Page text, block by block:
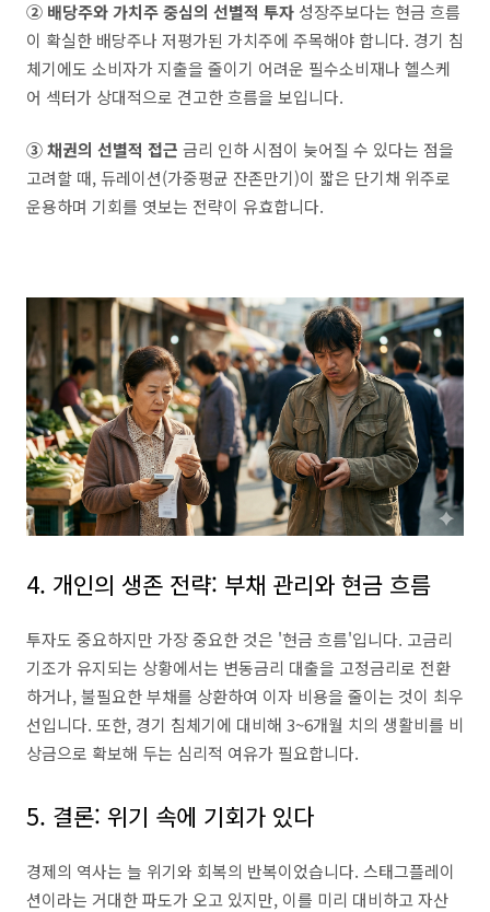
② 배당주와 가치주 중심의 선별적 투자 성장주보다는 현금 흐름
이 확실한 배당주나 저평가된 가치주에 주목해야 합니다. 경기 침
체기에도 소비자가 지출을 줄이기 어려운 필수소비재나 헬스케
어 섹터가 상대적으로 견고한 흐름을 보입니다.
③ 채권의 선별적 접근 금리 인하 시점이 늦어질 수 있다는 점을
고려할 때, 듀레이션(가중평균 잔존만기)이 짧은 단기채 위주로
운용하며 기회를 엿보는 전략이 유효합니다.
4. 개인의 생존 전략: 부채 관리와 현금 흐름
투자도 중요하지만 가장 중요한 것은 '현금 흐름'입니다. 고금리
기조가 유지되는 상황에서는 변동금리 대출을 고정금리로 전환
하거나, 불필요한 부채를 상환하여 이자 비용을 줄이는 것이 최우
선입니다. 또한, 경기 침체기에 대비해 3~6개월 치의 생활비를 비
상금으로 확보해 두는 심리적 여유가 필요합니다.
5. 결론: 위기 속에 기회가 있다
경제의 역사는 늘 위기와 회복의 반복이었습니다. 스태그플레이
션이라는 거대한 파도가 오고 있지만, 이를 미리 대비하고 자산